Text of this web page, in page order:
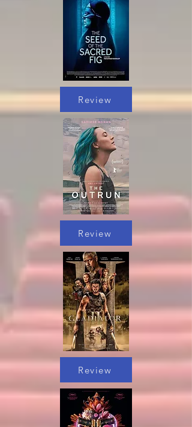
Review
Review
Review